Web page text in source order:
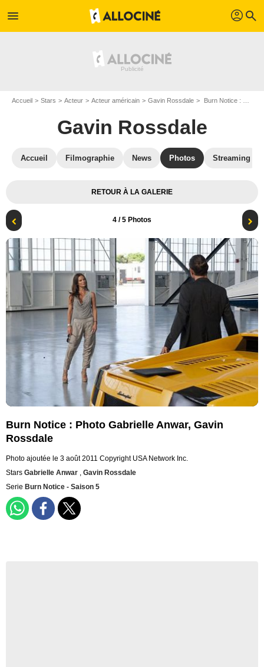
menu profil search
Accueil Stars Acteur Acteur américain Gavin Rossdale Burn Notice : Photo Gabrielle Anwar, Gavin Rossdale
Gavin Rossdale
Accueil Filmographie News Photos Streaming
RETOUR À LA GALERIE
4 / 5 Photos
Burn Notice : Photo Gabrielle Anwar, Gavin
Rossdale
Photo ajoutée le 3 août 2011 Copyright USA Network Inc.
Stars Gabrielle Anwar , Gavin Rossdale
Serie Burn Notice - Saison 5